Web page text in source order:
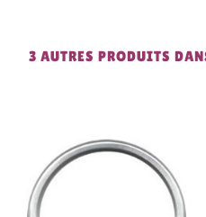
3 AUTRES PRODUITS